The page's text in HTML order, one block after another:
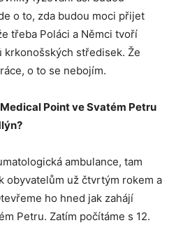
o to, zda budou moci přijet
třeba Poláci a Němci tvoří
krkonošských středisek. Že
o to se nebojím.
Point ve Svatém Petru
ambulance, tam
obyvatelům už čtvrtým rokem a
ho hned jak zahájí
Petru. Zatím počítáme s 12.